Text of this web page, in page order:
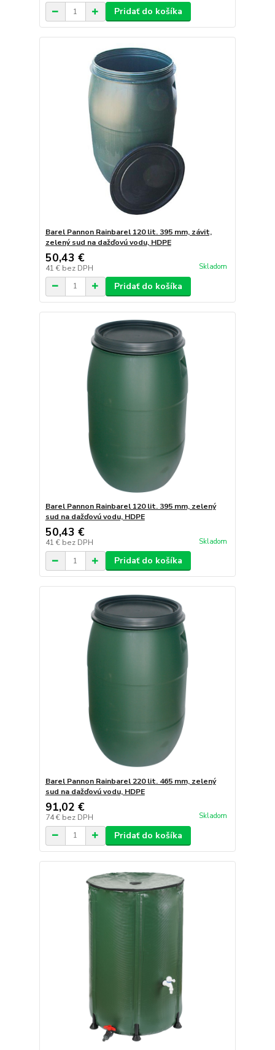
Pridať do košíka
Barel Pannon Rainbarel 120 lit. 395 mm, závit,
zelený sud na dažďovú vodu, HDPE
50,43 €
41 € bez DPH Skladom
Pridať do košíka
Barel Pannon Rainbarel 120 lit. 395 mm, zelený
sud na dažďovú vodu, HDPE
50,43 €
41 € bez DPH Skladom
Pridať do košíka
Barel Pannon Rainbarel 220 lit. 465 mm, zelený
sud na dažďovú vodu, HDPE
91,02 €
74 € bez DPH Skladom
Pridať do košíka